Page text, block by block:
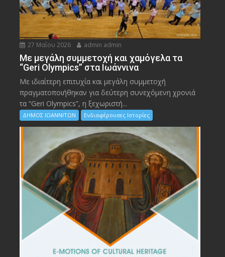
27 Μαΐου 2026 admin admin
Με μεγάλη συμμετοχή και χαμόγελα τα
“Geri Olympics” στα Ιωάννινα
Με ιδιαίτερη επιτυχία και μεγάλη συμμετοχή
πραγματοποιήθηκαν για δεύτερη συνεχόμενη χρονιά
τα “Geri Olympics”, η ξεχωριστή...
ΔΗΜΟΣ ΙΩΑΝΝΙΤΩΝ Ενδιαφέρουσες Ιστορίες